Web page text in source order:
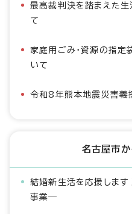
最高裁判決を踏まえた
て
家庭用ごみ・資源の指定
いて
令和8年熊本地震災害義
名古屋市
結婚新生活を応援しま
事業―